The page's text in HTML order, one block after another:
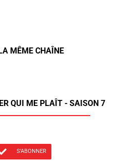
MÊME CHAÎNE
QUI ME PLAÎT - SAISON 7
S'ABONNER